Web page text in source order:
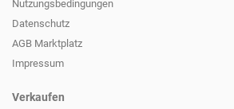
Nutzungsbedingungen
Datenschutz
AGB Marktplatz
Impressum
Verkaufen